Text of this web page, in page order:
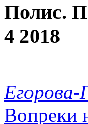
Полис.
4 2018
Вопреки